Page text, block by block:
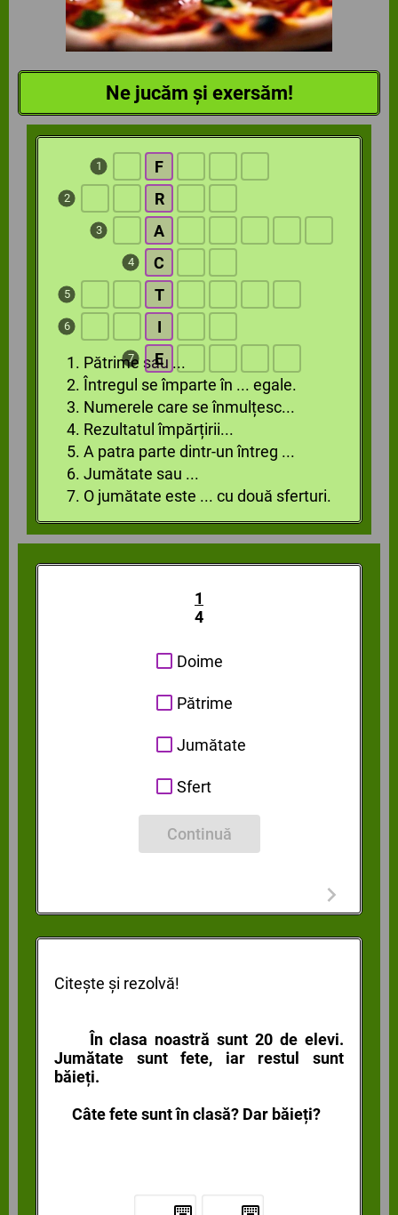
Ne jucăm și exersăm!
1 F
2 R
3 A
4 C
5 T
6 I
7 E
1. Pătrime sau ...
2. Întregul se împarte în ... egale.
3. Numerele care se înmulțesc...
4. Rezultatul împărțirii...
5. A patra parte dintr-un întreg ...
6. Jumătate sau ...
7. O jumătate este ... cu două sferturi.
1
4
Doime
Pătrime
Jumătate
Sfert
Continuă
Citește și rezolvă!
În clasa noastră sunt 20 de elevi.
Jumătate sunt fete, iar restul sunt
băieți.
Câte fete sunt în clasă? Dar băieți?